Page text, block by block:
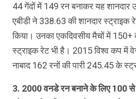
44 गेंदों में 149 रन बनाकर यह शानदार
एबीडी ने 338.63 की शानदार स्ट्राइक
किया। उनका एकदिवसीय मैचों में 150+
स्ट्राइक रेट भी है। 2015 विश्व कप में
नाबाद 162 रनों की पारी 245.45 के
3. 2000 वनडे रन बनाने के लिए 100